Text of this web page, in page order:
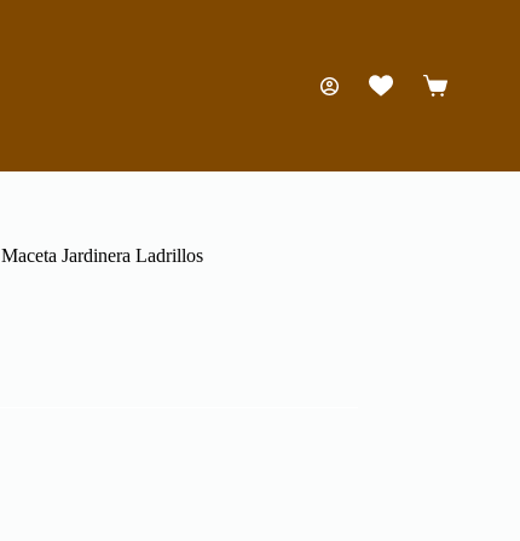
Carro
Maceta Jardinera Ladrillos